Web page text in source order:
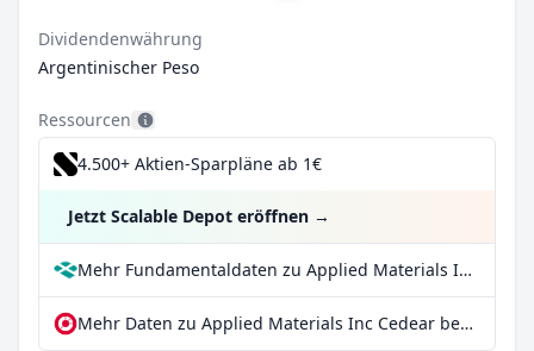
Dividendenwährung
Argentinischer Peso
Ressourcen
4.500+ Aktien-Sparpläne ab 1€
Jetzt Scalable Depot eröffnen →
Mehr Fundamentaldaten zu Applied Materials Inc Cedear bei Parqet
Mehr Daten zu Applied Materials Inc Cedear bei extraETF